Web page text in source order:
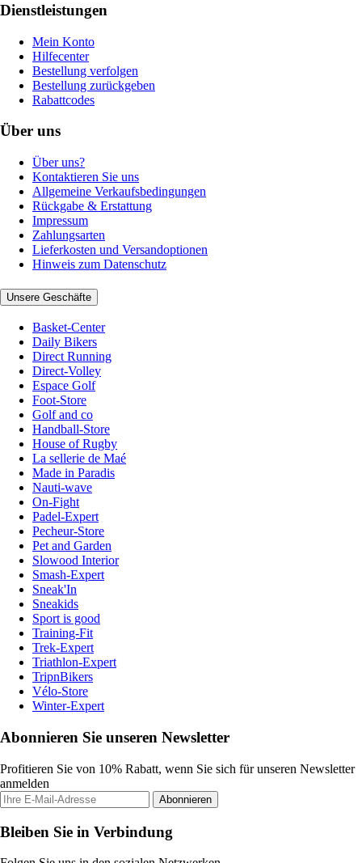
Dienstleistungen
Mein Konto
Hilfecenter
Bestellung verfolgen
Bestellung zurückgeben
Rabattcodes
Über uns
Über uns?
Kontaktieren Sie uns
Allgemeine Verkaufsbedingungen
Rückgabe & Erstattung
Impressum
Zahlungsarten
Lieferkosten und Versandoptionen
Hinweis zum Datenschutz
Unsere Geschäfte
Basket-Center
Daily Bikers
Direct Running
Direct-Volley
Espace Golf
Foot-Store
Golf and co
Handball-Store
House of Rugby
La sellerie de Maé
Made in Paradis
Nauti-wave
On-Fight
Padel-Expert
Pecheur-Store
Pet and Garden
Slowood Interior
Smash-Expert
Sneak'In
Sneakids
Sport is good
Training-Fit
Trek-Expert
Triathlon-Expert
TripnBikers
Vélo-Store
Winter-Expert
Abonnieren Sie unseren Newsletter
Profitieren Sie von 10% Rabatt, wenn Sie sich für unseren Newsletter
anmelden
Abonnieren
Bleiben Sie in Verbindung